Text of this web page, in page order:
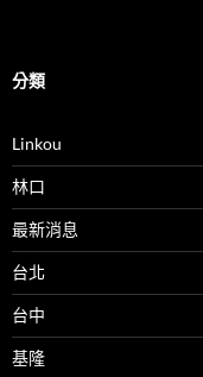
分類
Linkou
林口
最新消息
台北
台中
基隆